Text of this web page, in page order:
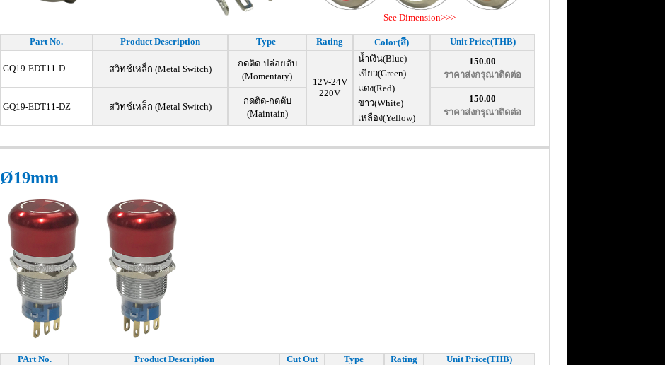
See Dimension>>>
Part No. Product Description Type Rating Color(สี) Unit Price(THB)
GQ19-EDT11-D สวิทช์เหล็ก (Metal Switch)
กดติด-ปล่อยดับ
(Momentary)
12V-24V
220V
น้ำเงิน(Blue)
เขียว(Green)
แดง(Red)
ขาว(White)
เหลือง(Yellow)
150.00
ราคาส่งกรุณาติดต่อ
GQ19-EDT11-DZ สวิทช์เหล็ก (Metal Switch)
กดติด-กดดับ
(Maintain)
150.00
ราคาส่งกรุณาติดต่อ
Ø19mm
PArt No. Product Description Cut Out Type Rating
Unit Price(THB)